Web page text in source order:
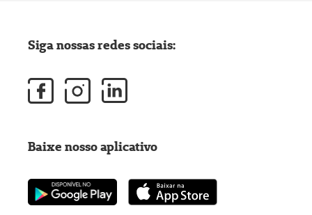
Siga nossas redes sociais:
Baixe nosso aplicativo